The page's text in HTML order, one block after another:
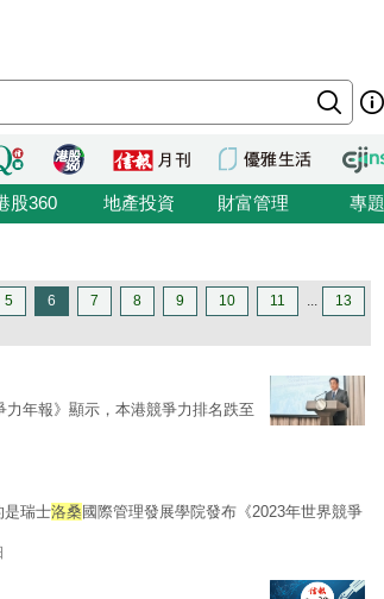
股360 地產投資 財富管理 專題
5 6 7 8 9 10 11 ... 13
年報》顯示，本港競爭力排名跌至
是瑞士洛桑 國際管理發展學院發布《2023年世界競爭